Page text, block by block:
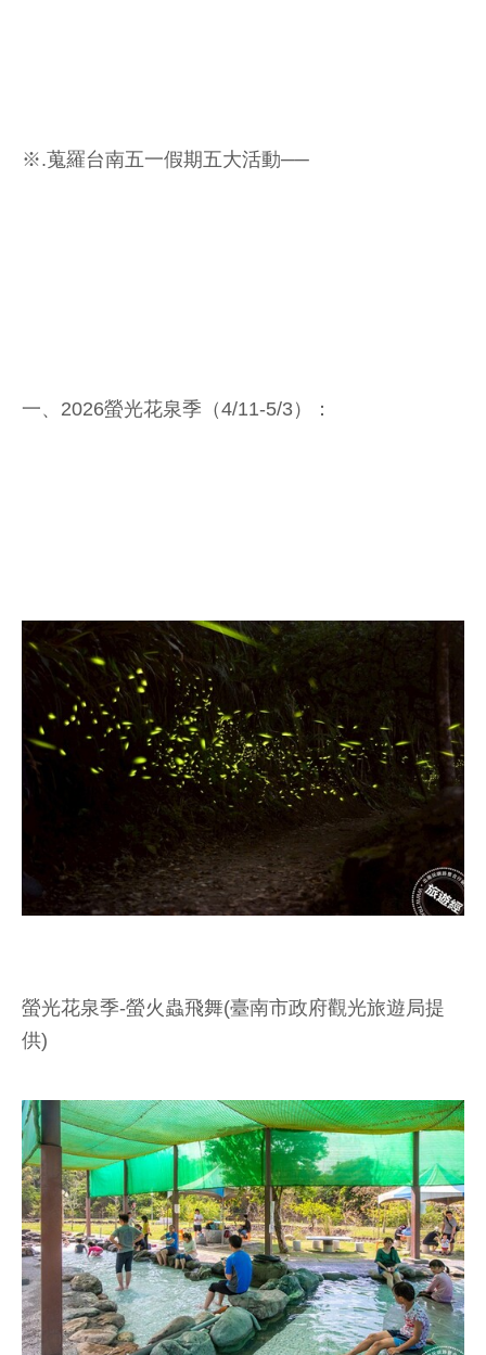
※.蒐羅台南五一假期五大活動──
一、2026螢光花泉季（4/11-5/3）：
螢光花泉季-螢火蟲飛舞(臺南市政府觀光旅遊局提
供)